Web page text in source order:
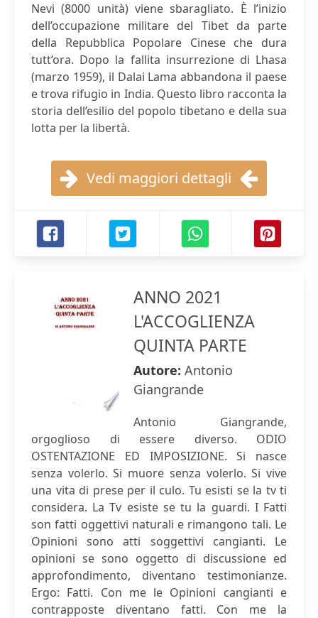
Nevi (8000 unità) viene sbaragliato. È l’inizio
dell’occupazione militare del Tibet da parte
della Repubblica Popolare Cinese che dura
tutt’ora. Dopo la fallita insurrezione di Lhasa
(marzo 1959), il Dalai Lama abbandona il paese
e trova rifugio in India. Questo libro racconta la
storia dell’esilio del popolo tibetano e della sua
lotta per la libertà.
Vedi maggiori dettagli
ANNO 2021
L'ACCOGLIENZA
QUINTA PARTE
Autore: Antonio
Giangrande
Antonio Giangrande,
orgoglioso di essere diverso. ODIO
OSTENTAZIONE ED IMPOSIZIONE. Si nasce
senza volerlo. Si muore senza volerlo. Si vive
una vita di prese per il culo. Tu esisti se la tv ti
considera. La Tv esiste se tu la guardi. I Fatti
son fatti oggettivi naturali e rimangono tali. Le
Opinioni sono atti soggettivi cangianti. Le
opinioni se sono oggetto di discussione ed
approfondimento, diventano testimonianze.
Ergo: Fatti. Con me le Opinioni cangianti e
contrapposte diventano fatti. Con me la